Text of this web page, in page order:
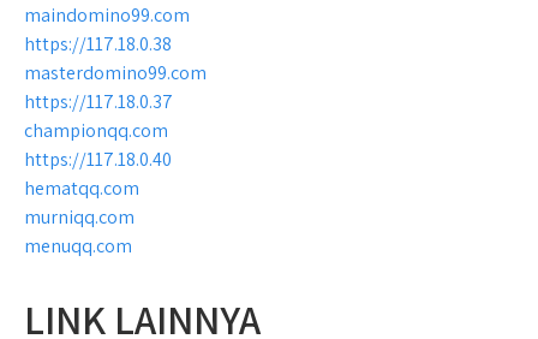
maindomino99.com
https://117.18.0.38
masterdomino99.com
https://117.18.0.37
championqq.com
https://117.18.0.40
hematqq.com
murniqq.com
menuqq.com
LINK LAINNYA